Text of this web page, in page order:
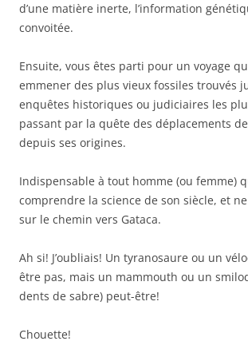
d’une matière inerte, l’information
convoitée.
Ensuite, vous êtes parti pour un voyage
emmener des plus vieux fossiles trouvés
enquêtes historiques ou judiciaires les
passant par la quête des déplacements
depuis ses origines.
Indispensable à tout homme (ou femme)
comprendre la science de son siècle, et
sur le chemin vers Gataca.
Ah si! J’oubliais! Un tyranosaure ou un
être pas, mais un mammouth ou un
dents de sabre) peut-être!
Chouette!